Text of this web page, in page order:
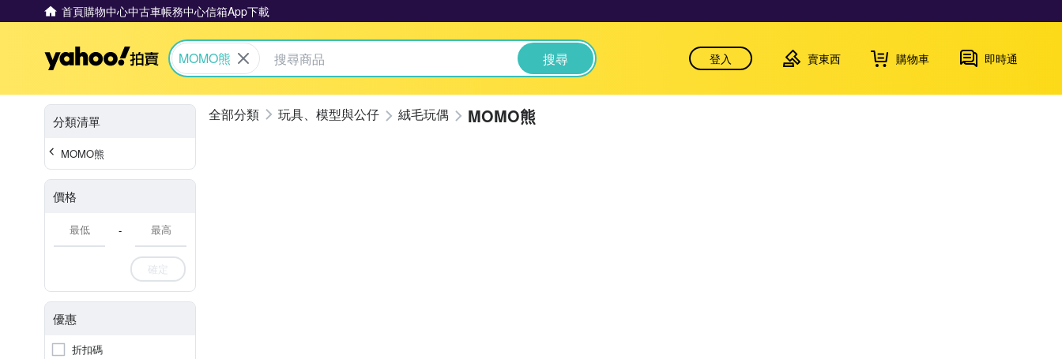
首頁購物中心中古車帳務中心信箱App下載
Yahoo拍賣
MOMO熊 搜尋 登入 賣東西 購物車 即時通
分類清單
MOMO熊
價格
-
確定
優惠
折扣碼
玩具、模型與公仔 絨毛玩偶 MOMO熊